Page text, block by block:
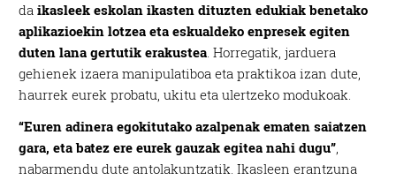
daikasleek eskolan ikasten dituzten edukiak benetako
aplikazioekin lotzea eta eskualdeko enpresek egiten
duten lana gertutik erakustea. Horregatik, jarduera
gehienek izaera manipulatiboa eta praktikoa izan dute,
haurrek eurek probatu, ukitu eta ulertzeko modukoak.
“Euren adinera egokitutako azalpenak ematen saiatzen
gara, eta batez ere eurek gauzak egitea nahi dugu”,
nabarmendu dute antolakuntzatik. Ikasleen erantzuna